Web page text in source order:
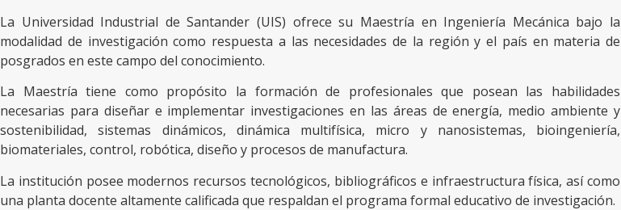
La Universidad Industrial de Santander (UIS) ofrece su Maestría en Ingeniería Mecánica bajo la
modalidad de investigación como respuesta a las necesidades de la región y el país en materia de
posgrados en este campo del conocimiento.
La Maestría tiene como propósito la formación de profesionales que posean las habilidades
necesarias para diseñar e implementar investigaciones en las áreas de energía, medio ambiente y
sostenibilidad, sistemas dinámicos, dinámica multifísica, micro y nanosistemas, bioingeniería,
biomateriales, control, robótica, diseño y procesos de manufactura.
La institución posee modernos recursos tecnológicos, bibliográficos e infraestructura física, así como
una planta docente altamente calificada que respaldan el programa formal educativo de investigación.